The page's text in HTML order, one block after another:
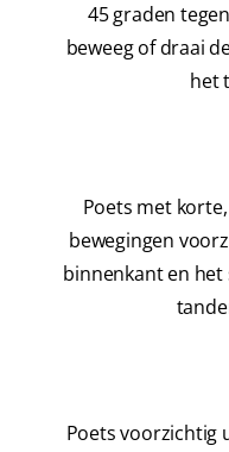
45 graden
beweeg of draai
het
Poets met
bewegingen
binnenkant en het
Poets voorzichtig